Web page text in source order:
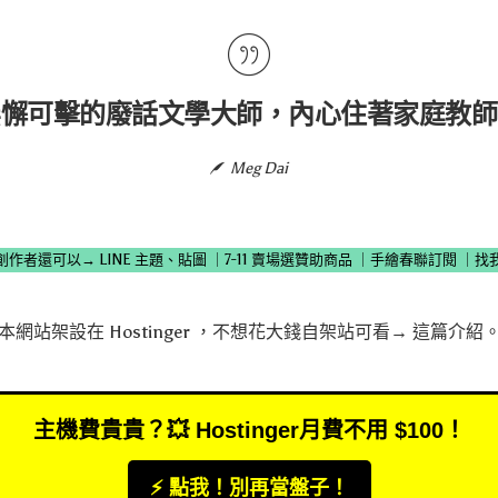
可擊的廢話文學大師，內心住著家庭教師
Meg Dai
作者還可以→ LINE 主題、貼圖 7-11 賣場選贊助商品 手繪春聯訂閱 找
網站架設在 Hostinger，不想花大錢自架站可看→ 這篇介紹 。
主機費貴貴？💥 Hostinger月費不用 $100！
⚡️ 點我！別再當盤子！